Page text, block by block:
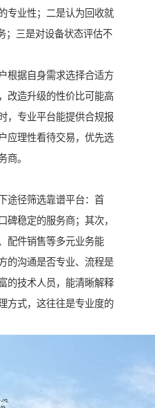
专业性；二是认为回收就
；三是对设备状态评估不
根据自身需求选择合适方
改造升级的性价比可能高
，专业平台能提供合规报
应理性看待交易，优先选
商。
途径筛选靠谱平台：首
碑稳定的服务商；其次，
配件销售等多元业务能
的沟通是否专业、流程是
的技术人员，能清晰解释
方式，这往往是专业度的